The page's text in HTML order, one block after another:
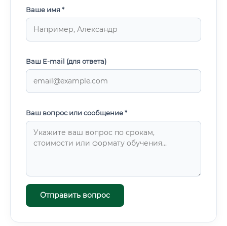
Ваше имя *
Ваш E-mail (для ответа)
Ваш вопрос или сообщение *
Отправить вопрос